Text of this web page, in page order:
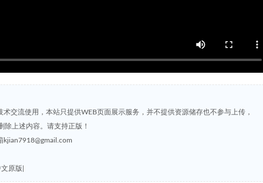
交流使用，本站只提供WEB页面展示服务，并不提供资源储存也不参与上传，
上述内容。请支持正版！
kjian7918@gmail.com
原版|